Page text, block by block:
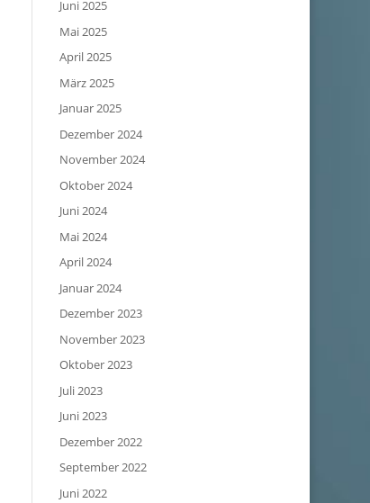
Juni 2025
Mai 2025
April 2025
März 2025
Januar 2025
Dezember 2024
November 2024
Oktober 2024
Juni 2024
Mai 2024
April 2024
Januar 2024
Dezember 2023
November 2023
Oktober 2023
Juli 2023
Juni 2023
Dezember 2022
September 2022
Juni 2022